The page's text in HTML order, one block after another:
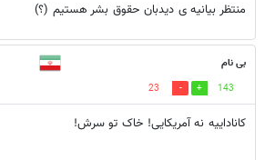
منتظر بیانیه ی دیدبان حقوق بشر هستیم (؟)
بی نام
143
23
کاناداييه نه آمريکايی! خاک تو سرش!